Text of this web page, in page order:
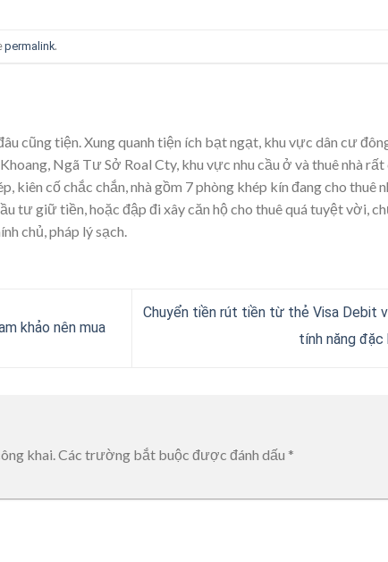
permalink.
cũng tiện. Xung quanh tiện ích bạt ngạt, khu vực dân cư
Ngã Tư Sở Roal Cty, khu vực nhu cầu ở và thuê nhà rất
kiên cố chắc chắn, nhà gồm 7 phòng khép kín đang cho thuê
tư giữ tiền, hoặc đập đi xây căn hộ cho thuê quá tuyệt vời,
chủ, pháp lý sạch.
khảo nên mua
Chuyển tiền rút tiền từ thẻ Visa Debit
tính năng
khai.Các trường bắt buộc được đánh dấu *